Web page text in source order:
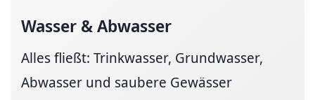
Wasser & Abwasser
Alles fließt: Trinkwasser, Grundwasser,
Abwasser und saubere Gewässer